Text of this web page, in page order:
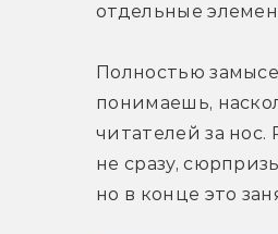
отдельные
Полностью
понимаешь,
читателей за
не сразу,
но в конце это